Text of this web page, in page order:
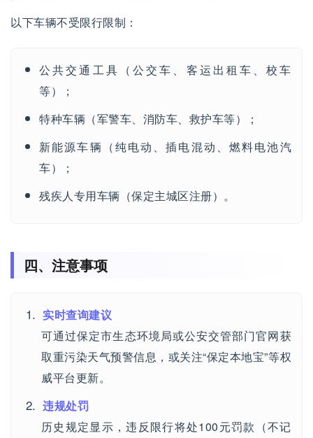
以下车辆不受限行限制：
公共交通工具（公交车、客运出租车、校车
等）；
特种车辆（军警车、消防车、救护车等）；
新能源车辆（纯电动、插电混动、燃料电池汽
车）；
残疾人专用车辆（保定主城区注册）。
四、注意事项
实时查询建议
可通过保定市生态环境局或公安交管部门官网获
取重污染天气预警信息，或关注“保定本地宝”等权
威平台更新。
违规处罚
历史规定显示，违反限行将处100元罚款（不记